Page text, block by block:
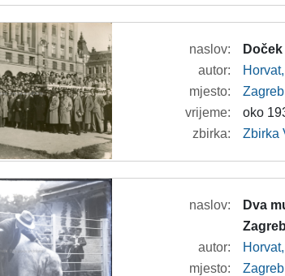
naslov:
autor:
mjesto:
Zagreb
vrijeme:
oko
zbirka:
Zbirka
naslov:
Dva
Zagreb
autor:
mjesto:
Zagreb